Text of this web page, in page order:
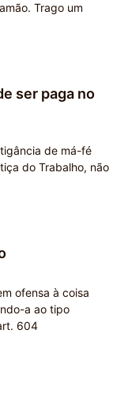
Trago um
ser paga no
de má-fé
do Trabalho, não
ofensa à coisa
a ao tipo
604